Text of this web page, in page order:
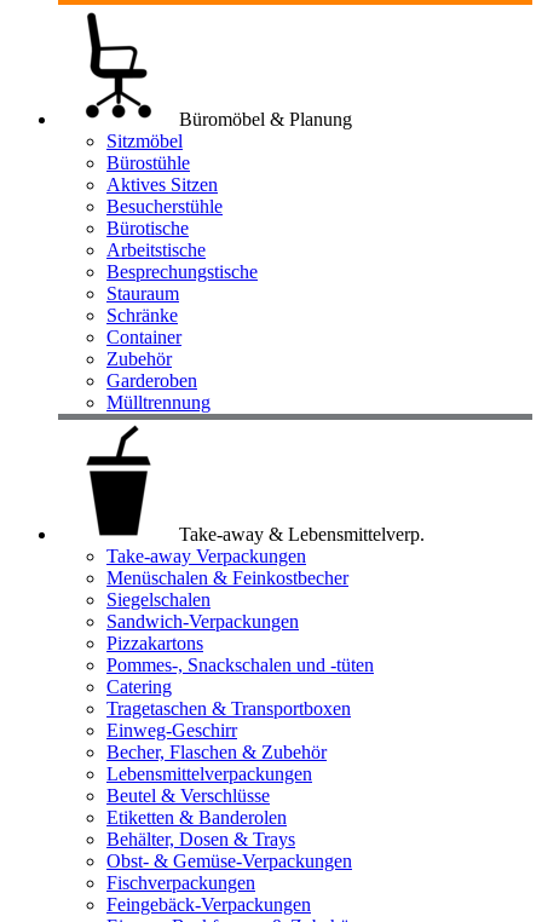
Büromöbel & Planung
Sitzmöbel
Bürostühle
Aktives Sitzen
Besucherstühle
Bürotische
Arbeitstische
Besprechungstische
Stauraum
Schränke
Container
Zubehör
Garderoben
Mülltrennung
Take-away & Lebensmittelverp.
Take-away Verpackungen
Menüschalen & Feinkostbecher
Siegelschalen
Sandwich-Verpackungen
Pizzakartons
Pommes-, Snackschalen und -tüten
Catering
Tragetaschen & Transportboxen
Einweg-Geschirr
Becher, Flaschen & Zubehör
Lebensmittelverpackungen
Beutel & Verschlüsse
Etiketten & Banderolen
Behälter, Dosen & Trays
Obst- & Gemüse-Verpackungen
Fischverpackungen
Feingebäck-Verpackungen